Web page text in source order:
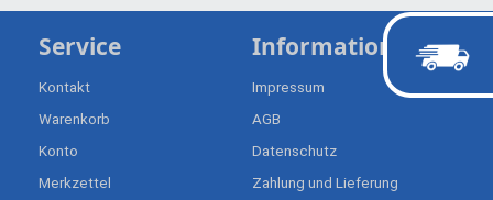
Service
Kontakt
Warenkorb
Konto
Merkzettel
Informationen
Impressum
AGB
Datenschutz
Zahlung und Lieferung